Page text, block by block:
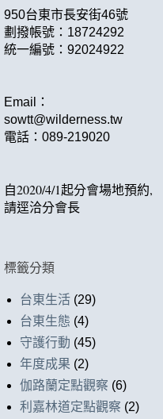
950台東市長安街46號
劃撥帳號：18724292
統一編號：92024922
Email：
sowtt@wilderness.tw
電話： 089-219020
自2020/4/1起分會場地預約,
請逕洽分會長
標籤分類
台東生活 (29)
台東生態 (4)
守護行動 (45)
年度成果 (2)
伽路蘭定點觀察 (6)
利嘉林道定點觀察 (2)